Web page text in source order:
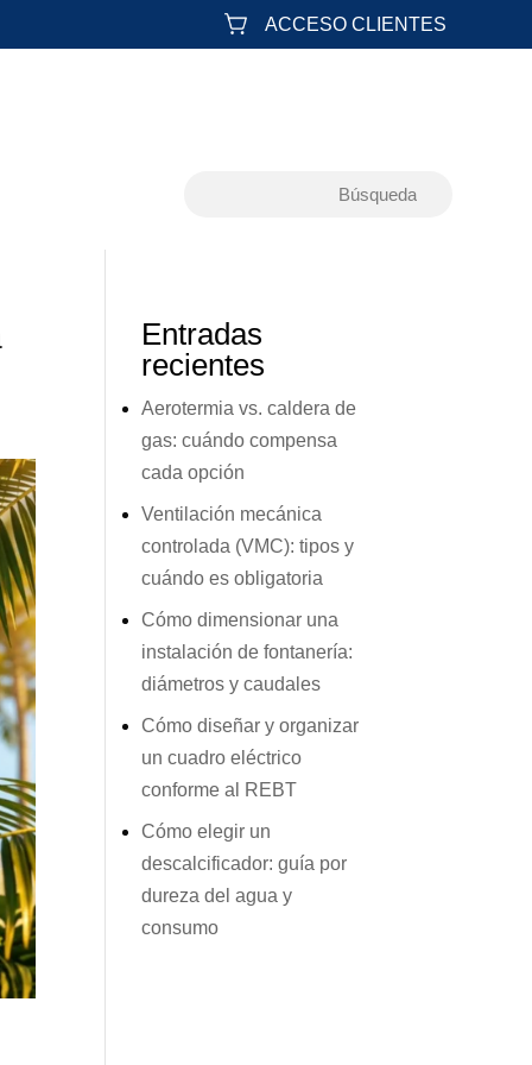
ACCESO CLIENTES
Entradas
recientes
Aerotermia vs. caldera de
gas: cuándo compensa
cada opción
Ventilación mecánica
controlada (VMC): tipos y
cuándo es obligatoria
Cómo dimensionar una
instalación de fontanería:
diámetros y caudales
Cómo diseñar y organizar
un cuadro eléctrico
conforme al REBT
Cómo elegir un
descalcificador: guía por
dureza del agua y
consumo